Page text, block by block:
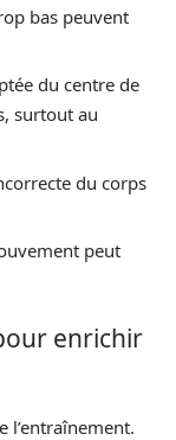
bas peuvent
du centre de
surtout au
du corps
peut
enrichir
l’entraînement.